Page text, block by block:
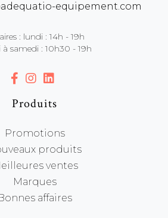
equipement.com
: lundi : 14h - 19h
à samedi : 10h30 - 19h
Produits
Promotions
produits
ventes
Marques
affaires